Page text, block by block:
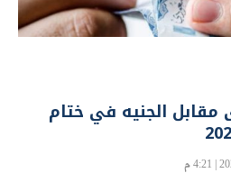
الجنيه في ختام